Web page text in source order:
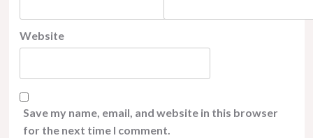
Website
Save my name, email, and website in this browser
for the next time I comment.